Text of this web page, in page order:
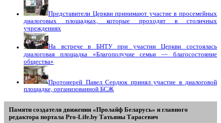
Представители Церкви принимают участие в просемейных
диалоговых площадках, которые проходят в столичных
учреждениях
На встрече в БНТУ при участии Церкви состоялась
диалоговая площадка «Благополучие семьи — благосостояние
общества»
Протоиерей Павел Сердюк принял участие в диалоговой
площадке, организованной БСЖ
Памяти создателя движения «Пролайф Беларусь» и главного
редактора портала Pro-Life.by Tатьяны Tарасевич